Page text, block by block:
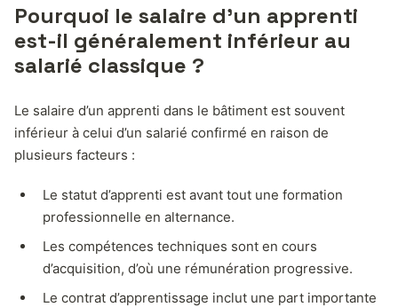
Pourquoi le salaire d’un apprenti
est-il généralement inférieur au
salarié classique ?
Le salaire d’un apprenti dans le bâtiment est souvent
inférieur à celui d’un salarié confirmé en raison de
plusieurs facteurs :
Le statut d’apprenti est avant tout une formation
professionnelle en alternance.
Les compétences techniques sont en cours
d’acquisition, d’où une rémunération progressive.
Le contrat d’apprentissage inclut une part importante